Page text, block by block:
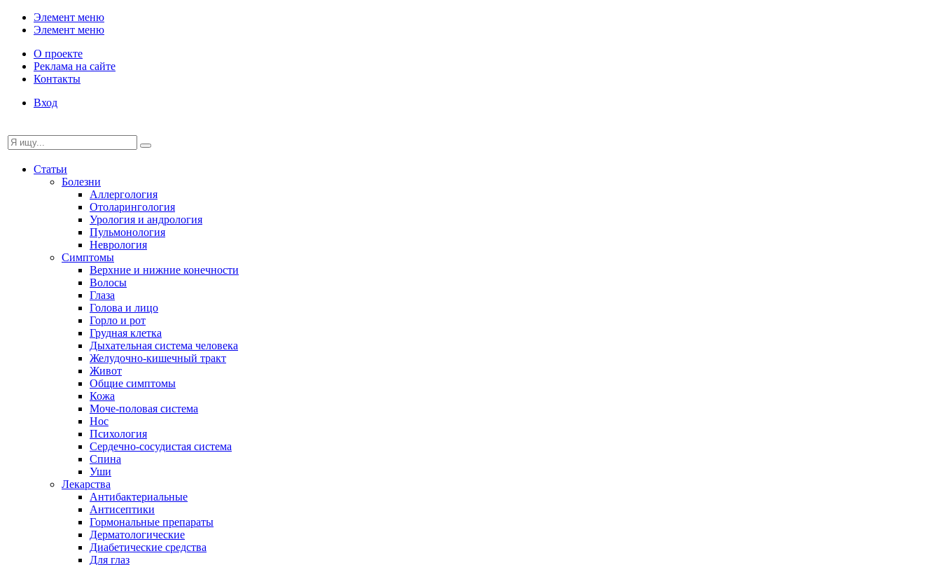
Элемент меню
Элемент меню
О проекте
Реклама на сайте
Контакты
Вход
Статьи
Болезни
Аллергология
Отоларингология
Урология и андрология
Пульмонология
Неврология
Симптомы
Верхние и нижние конечности
Волосы
Глаза
Голова и лицо
Горло и рот
Грудная клетка
Дыхательная система человека
Желудочно-кишечный тракт
Живот
Общие симптомы
Кожа
Моче-половая система
Нос
Психология
Сердечно-сосудистая система
Спина
Уши
Лекарства
Антибактериальные
Антисептики
Гормональные препараты
Дерматологические
Диабетические средства
Для глаз